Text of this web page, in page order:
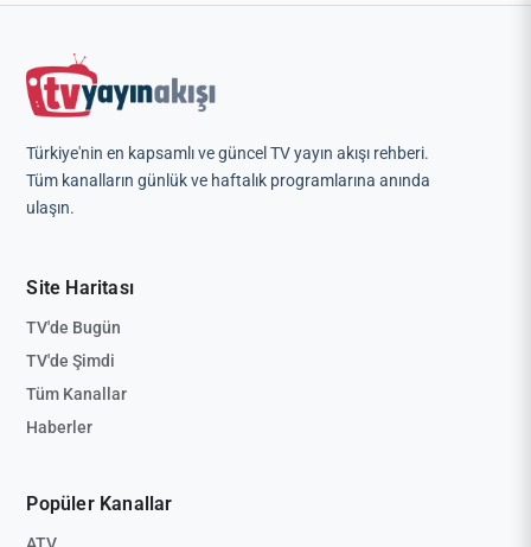
Türkiye'nin en kapsamlı ve güncel TV yayın akışı rehberi.
Tüm kanalların günlük ve haftalık programlarına anında
ulaşın.
Site Haritası
TV'de Bugün
TV'de Şimdi
Tüm Kanallar
Haberler
Popüler Kanallar
ATV